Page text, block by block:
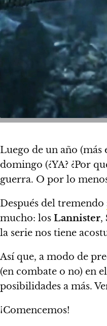
Luego de un año (más
domingo (¿YA? ¿Por
guerra. O por lo
Después del tremendo
mucho: los Lannister,
la serie nos tiene
Así que, a modo de
(en combate o no) en
posibilidades a más.
¡Comencemos!